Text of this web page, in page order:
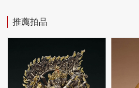
推薦拍品